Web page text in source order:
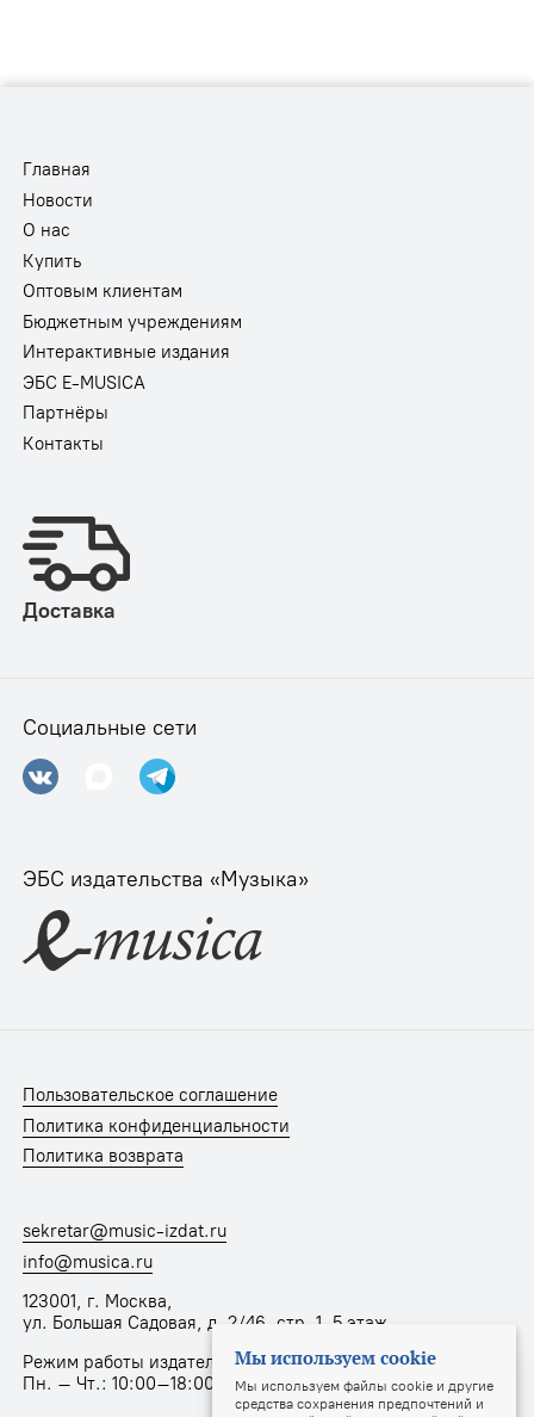
Главная
Новости
О нас
Купить
Оптовым клиентам
Бюджетным учреждениям
Интерактивные издания
ЭБС E-MUSICA
Партнёры
Контакты
Доставка
Социальные сети
ЭБС издательства «Музыка»
Пользовательское соглашение
Политика конфиденциальности
Политика возврата
sekretar@music-izdat.ru
info@musica.ru
123001, г. Москва,
ул. Большая Садовая, д. 2/46, стр. 1, 5 этаж
Режим работы издательства:
Пн. – Чт.: 10:00–18:00, Пт.: 10:00–17:00
Мы используем cookie
Мы используем файлы cookie и другие
средства сохранения предпочтений и